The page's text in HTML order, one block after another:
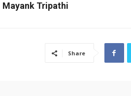
Mayank Tripathi
Share